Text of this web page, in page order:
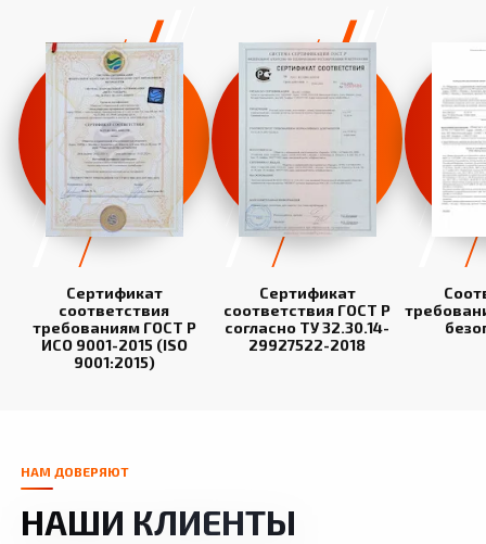
Сертификат
соответствия
требованиям ГОСТ Р
ИСО 9001-2015 (ISO
9001:2015)
Сертификат
соответствия ГОСТ Р
согласно ТУ 32.30.14-
29927522-2018
НАМ ДОВЕРЯЮТ
НАШИ КЛИЕНТЫ